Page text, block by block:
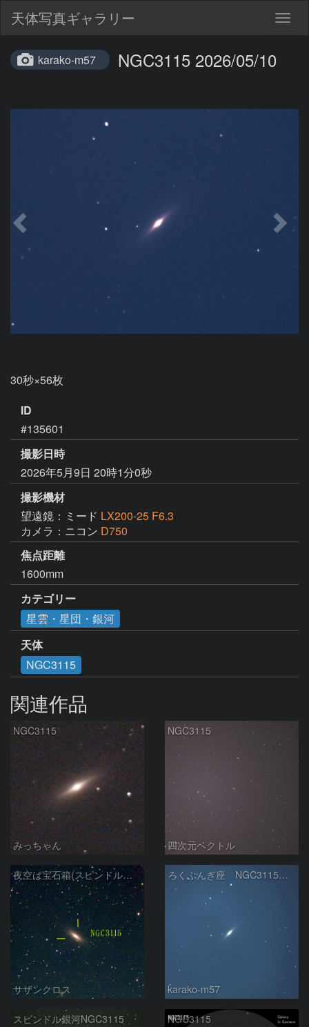
天体写真ギャラリー
karako-m57 NGC3115 2026/05/10
30秒×56枚
ID
#135601
撮影日時
2026年5月9日 20時1分0秒
撮影機材
望遠鏡：ミード LX200-25 F6.3
カメラ：ニコン D750
焦点距離
1600mm
カテゴリー
星雲・星団・銀河
天体
NGC3115
関連作品
NGC3115
みっちゃん
NGC3115
四次元ベクトル
夜空は宝石箱(スピンドル銀河 NGC3115) Seestar50
サザンクロス
ろくぶんぎ座 NGC3115 2025/5/30
karako-m57
スピンドル銀河NGC3115 NGC3115